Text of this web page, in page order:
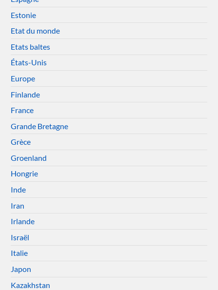
Estonie
Etat du monde
Etats baltes
États-Unis
Europe
Finlande
France
Grande Bretagne
Grèce
Groenland
Hongrie
Inde
Iran
Irlande
Israël
Italie
Japon
Kazakhstan